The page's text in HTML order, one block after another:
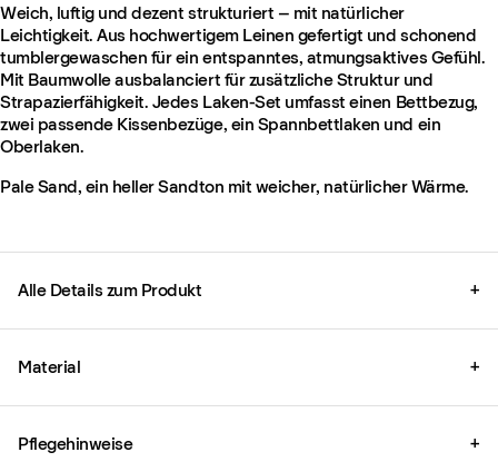
Weich, luftig und dezent strukturiert – mit natürlicher
Leichtigkeit. Aus hochwertigem Leinen gefertigt und schonend
tumblergewaschen für ein entspanntes, atmungsaktives Gefühl.
Mit Baumwolle ausbalanciert für zusätzliche Struktur und
Strapazierfähigkeit. Jedes Laken-Set umfasst einen Bettbezug,
zwei passende Kissenbezüge, ein Spannbettlaken und ein
Oberlaken.
Pale Sand, ein heller Sandton mit weicher, natürlicher Wärme.
Alle Details zum Produkt +
Material +
Pflegehinweise +